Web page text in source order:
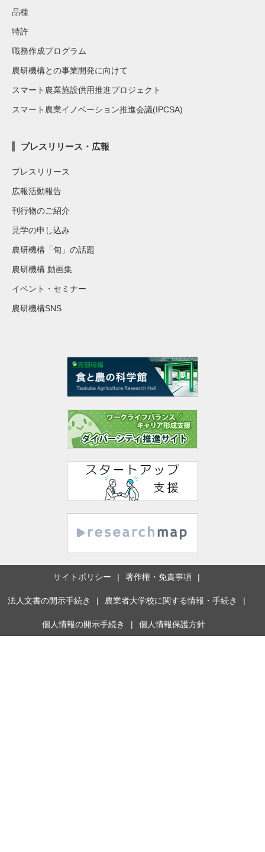
品種
特許
職務作成プログラム
農研機構との事業開発に向けて
スマート農業施設供用推進プロジェクト
スマート農業イノベーション推進会議(IPCSA)
プレスリリース・広報
プレスリリース
広報活動報告
刊行物のご紹介
見学の申し込み
農研機構「旬」の話題
農研機構 動画集
イベント・セミナー
農研機構SNS
サイトポリシー 著作権・免責事項
法人文書の開示手続き 農業者大学校に関する情報・手続き
個人情報の開示手続き 個人情報保護方針